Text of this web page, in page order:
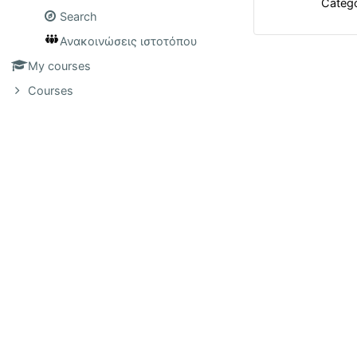
Search
Ανακοινώσεις ιστοτόπου
My courses
Courses